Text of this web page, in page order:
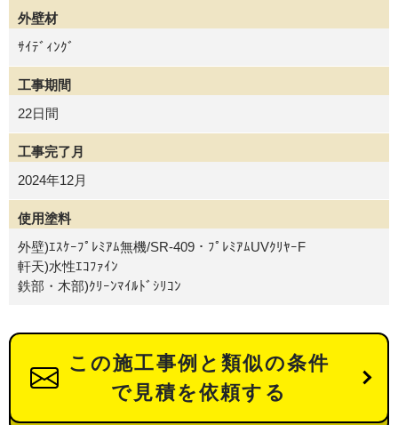
外壁材
ｻｲﾃﾞｨﾝｸﾞ
工事期間
22日間
工事完了月
2024年12月
使用塗料
外壁)ｴｽｹｰﾌﾟﾚﾐｱﾑ無機/SR-409・ﾌﾟﾚﾐｱﾑUVｸﾘﾔｰF
軒天)水性ｴｺﾌｧｲﾝ
鉄部・木部)ｸﾘｰﾝﾏｲﾙﾄﾞｼﾘｺﾝ
この施工事例と類似の条件
で見積を依頼する